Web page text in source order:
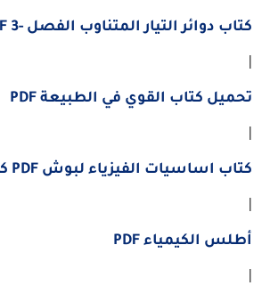
كتاب دوائر التيار المتناوب الفصل -3 PDF
|
تحميل كتاب القوي في الطبيعة PDF
|
كتاب اساسيات الفيزياء لبوش PDF كاملا
|
أطلس الكيمياء PDF
|